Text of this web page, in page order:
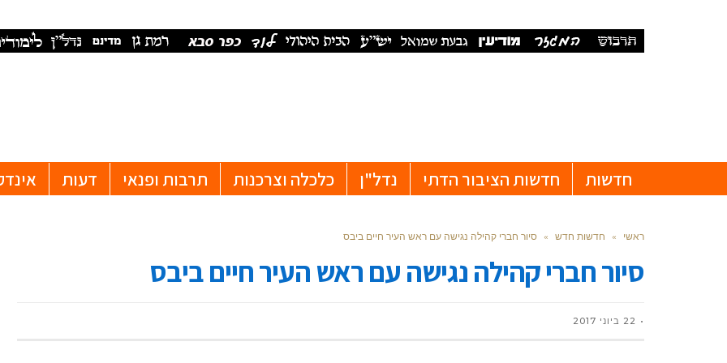
חדשות חדשות הציבור הדתי נדל"ן כלכלה וצרכנות תרבות ופנאי דעות
ראשי » חדשות חדש » סיור חברי קהילה נגישה עם ראש העיר חיים ביבס
סיור חברי קהילה נגישה עם ראש העיר חיים ביבס
22 ביוני 2017